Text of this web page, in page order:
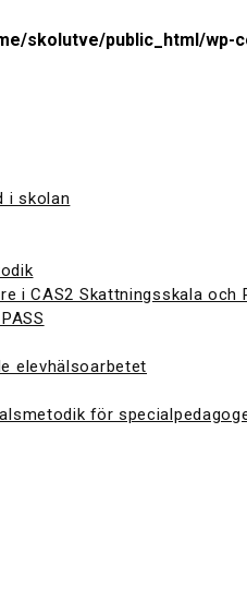
skolutve/public_html/wp-
i skolan
i CAS2 Skattningsskala och
elevhälsoarbetet
för